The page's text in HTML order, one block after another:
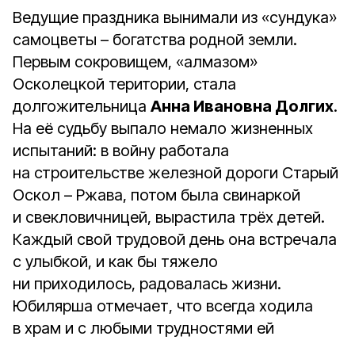
Ведущие праздника вынимали из «сундука»
самоцветы – богатства родной земли.
Первым сокровищем, «алмазом»
Осколецкой територии, стала
долгожительница Анна Ивановна Долгих.
На её судьбу выпало немало жизненных
испытаний: в войну работала
на строительстве железной дороги Старый
Оскол – Ржава, потом была свинаркой
и свекловичницей, вырастила трёх детей.
Каждый свой трудовой день она встречала
с улыбкой, и как бы тяжело
ни приходилось, радовалась жизни.
Юбилярша отмечает, что всегда ходила
в храм и с любыми трудностями ей